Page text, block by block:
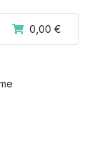
0,00 €